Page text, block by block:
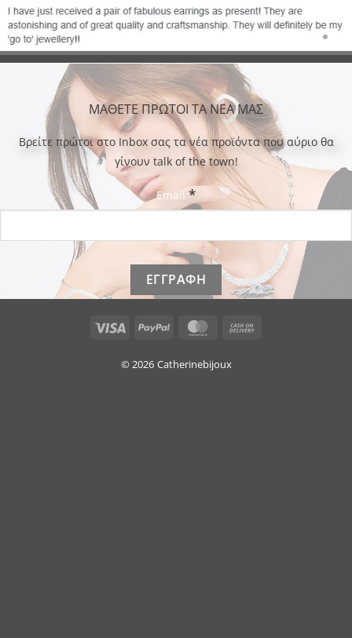
ΜΑΘΕΤΕ ΠΡΩΤΟΙ ΤΑ ΝΕΑ ΜΑΣ
Bρείτε πρώτοι στο Inbox σας τα νέα προϊόντα που αύριο θα
γίνουν talk of the town!
Email *
Visa PayPal MasterCard
© 2026 Catherinebijoux